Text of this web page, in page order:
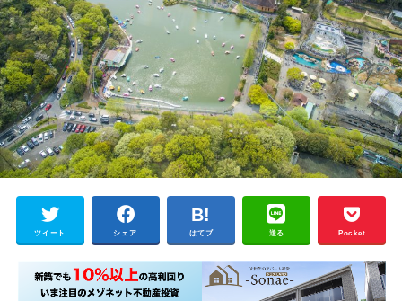
ツイート シェア はてブ 送る Pocket